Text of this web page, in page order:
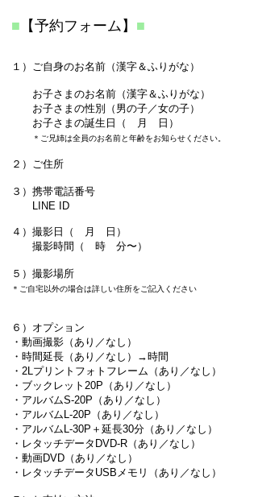
■ 【予約フォーム】 ■
１）ご自身のお名前（漢字＆ふりがな）
お子さまのお名前（漢字＆ふりがな）
お子さまの性別（男の子／女の子）
お子さまの誕生日（ 月 日）
＊ご兄姉は全員のお名前と年齢をお知らせください。
２）ご住所
３）携帯電話番号
​ LINE ID
４）撮影日（ 月 日）
撮影時間（ 時 分〜）
５）撮影場所
＊ご自宅以外の場合は詳しい住所をご記入ください
６）オプション
・動画撮影（あり／なし）
・時間延長（あり／なし）→時間
・2Lプリントフォトフレーム（あり／なし）
・ブックレット 20P（あり／なし）
・アルバムS-20P（あり／なし）
・アルバムL-20P（あり／なし）
・アルバムL-30P＋延長30分（あり／なし）
・レタッチデータDVD-R（あり／なし）
・動画DVD（あり／なし）
・レタッチデータUSBメモリ（あり／なし）